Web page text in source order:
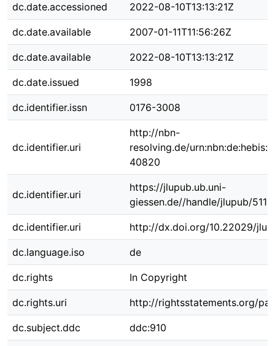
dc.date.accessioned 2022-08-10T13:13:21Z
dc.date.available 2007-01-11T11:56:26Z
dc.date.available 2022-08-10T13:13:21Z
dc.date.issued 1998
dc.identifier.issn 0176-3008
dc.identifier.uri
http://nbn-
resolving.de/
40820
dc.identifier.uri
https://jlupub.ub.uni-
giessen.de//handle/jlupub/5116
dc.identifier.uri http://dx.doi.org/10.22029/
dc.language.iso de
dc.rights In Copyright
dc.rights.uri http://rightsstatements.org/
dc.subject.ddc ddc:910